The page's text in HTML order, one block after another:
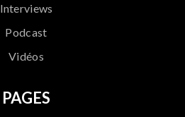
Interviews
Podcast
Vidéos
PAGES